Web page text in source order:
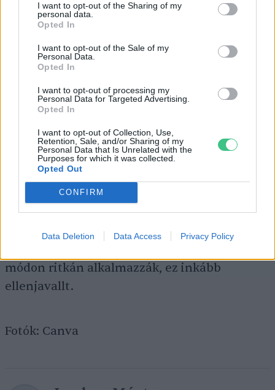
I want to opt-out of the Sharing of my
personal data.
Opted In
I want to opt-out of the Sale of my
Personal Data.
Opted In
I want to opt-out of processing my
Personal Data for Targeted Advertising.
Opted In
I want to opt-out of Collection, Use,
Retention, Sale, and/or Sharing of my
Personal Data that Is Unrelated with the
Purposes for which it was collected.
Opted Out
CONFIRM
Data Deletion Data Access Privacy Policy
bélelt dobozban, jól záródó üvegben tároljuk!
kamillavirág-tea
görcsoldó, valamint enyhe nyugtató hatású.
Meghűlésre, gyomor- és emésztőszervi
és a nyálkahártya gyulladásai esetén
használhatjuk. Fontos kiemelni, hogy bár
régebben szembetegségekre, sűrű szűrőn
átszűrve gyulladásgátló borogatásként és
lemosószerként használták, a kamilla
allergiát – és önmagában is kötőhártya-
módon ritkán alkalmazzák, ez inkább
ellenjavallt.
Fotók: Canva